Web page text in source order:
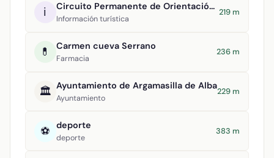
ℹ️ Circuito Permanente de Orientación Argamasilla de Alba
Información turística
219 m
💊 Carmen cueva Serrano
Farmacia
236 m
🏛️ Ayuntamiento de Argamasilla de Alba
Ayuntamiento
229 m
⚽ deporte
deporte
383 m